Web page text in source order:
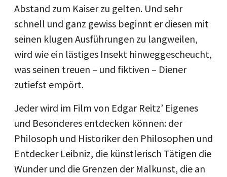
Abstand zum Kaiser zu gelten. Und sehr
schnell und ganz gewiss beginnt er diesen mit
seinen klugen Ausführungen zu langweilen,
wird wie ein lästiges Insekt hinweggescheucht,
was seinen treuen – und fiktiven – Diener
zutiefst empört.
Jeder wird im Film von Edgar Reitz’ Eigenes
und Besonderes entdecken können: der
Philosoph und Historiker den Philosophen und
Entdecker Leibniz, die künstlerisch Tätigen die
Wunder und die Grenzen der Malkunst, die an